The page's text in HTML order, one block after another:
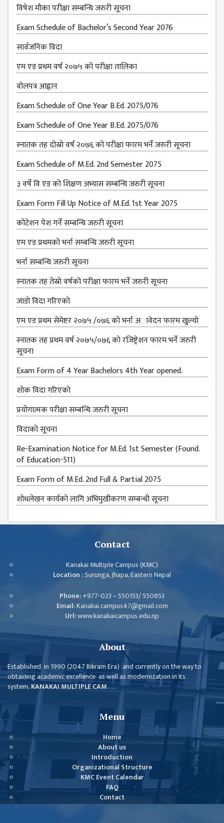
विषेश माैका परीक्षा सम्बन्धि जरुरी सूचना
Exam Schedule of Bachelor’s Second Year 2076
सार्वजनिक विदा
एम एड प्रथम वर्ष २०७५ को परीक्षा तालिका
वोलपत्र आह्वान
Exam Schedule of One Year B.Ed. 2075/076
Exam Schedule of One Year B.Ed. 2075/076
स्नातक तह दोस्रो वर्ष २०७६ को परीक्षा फारम भर्ने जरुरी सूचना
Exam Schedule of M.Ed. 2nd Semester 2075
३ वर्षे वि एड को शिक्षण अभ्यास सम्बन्धि जरुरी सूचना
Exam Form Fill Up Notice of M.Ed. 1st Year 2075
कोटेशन पेश गर्ने सम्बन्धि जरुरी सूचना
एम एड प्रथमको भर्ना सम्बन्धि जरुरी सूचना
भर्ना सम्बन्धि जरुरी सूचना
स्नातक तह तेस्राे वर्षकाे परीक्षा फारम भर्ने जरुरी सूचना
जाडाे विदा गरिएकाे
एम एड प्रथम सेमेष्टर २०७५ /०७६ काे भर्ना अावेदन फारम खुल्याे
स्नातक तह प्रथम वर्ष २०७५/०७६ काे रजिष्ट्रेशन फारम भर्ने जरुरी
सूचना
Exam Form of 4 Year Bachelors 4th Year opened.
शाेक विदा गरिएकाे
प्रयोगात्मक परीक्षा सम्बन्धि जरुरी सूचना
विदाकाे सूचना
Re-Examination Notice for M.Ed. 1st Semester (Found.
of Education-511)
Exam Form of M.Ed. 2nd Full & Partial 2075
शोधलेखन कार्यको लागि अभिमुखीकरण सम्बन्धी सूचना
Contact
Kanakai Multiple Campus (KMC)
Location :Surunga, Jhapa, Eastern Nepal
Phone:+977-023 – 550153/ 550853
Email:Kanakai.campus47@gmail.com
Url:www.kanakaicampus.edu.np
About
Established in 1990 (2047 Bikram Era) and currently on the way to
obtaining academic excellence as well as modernization in its
system, KANAKAI MULTIPLE CAM......
Menu
Home
About us
Introduction
Organizational Structure
KMC Event Calendar
FAQ
Contact